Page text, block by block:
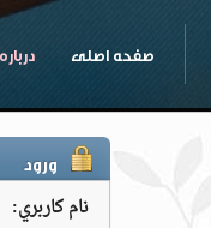
صفحه اصلی
ورود
نام کاربري: